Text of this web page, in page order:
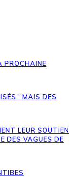
PROCHAINE
’ MAIS DES
LEUR SOUTIEN
DES VAGUES DE